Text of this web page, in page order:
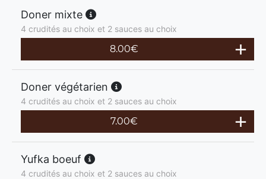
Doner mixte
4 crudités au choix et 2 sauces au choix
8.00€
Doner végétarien
4 crudités au choix et 2 sauces au choix
7.00€
Yufka boeuf
4 crudités au choix et 2 sauces au choix